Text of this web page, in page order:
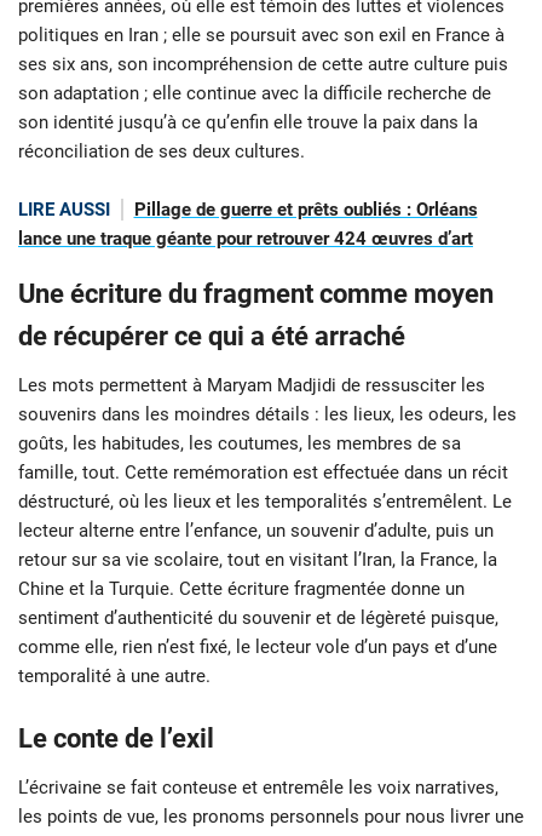
premières années, où elle est témoin des luttes et violences
politiques en Iran ; elle se poursuit avec son exil en France à
ses six ans, son incompréhension de cette autre culture puis
son adaptation ; elle continue avec la difficile recherche de
son identité jusqu’à ce qu’enfin elle trouve la paix dans la
réconciliation de ses deux cultures.
LIRE AUSSI
Pillage de guerre et prêts oubliés : Orléans
lance une traque géante pour retrouver 424 œuvres d’art
Une écriture du fragment comme moyen
de récupérer ce qui a été arraché
Les mots permettent à Maryam Madjidi de ressusciter les
souvenirs dans les moindres détails : les lieux, les odeurs, les
goûts, les habitudes, les coutumes, les membres de sa
famille, tout. Cette remémoration est effectuée dans un récit
déstructuré, où les lieux et les temporalités s’entremêlent. Le
lecteur alterne entre l’enfance, un souvenir d’adulte, puis un
retour sur sa vie scolaire, tout en visitant l’Iran, la France, la
Chine et la Turquie. Cette écriture fragmentée donne un
sentiment d’authenticité du souvenir et de légèreté puisque,
comme elle, rien n’est fixé, le lecteur vole d’un pays et d’une
temporalité à une autre.
Le conte de l’exil
L’écrivaine se fait conteuse et entremêle les voix narratives,
les points de vue, les pronoms personnels pour nous livrer une